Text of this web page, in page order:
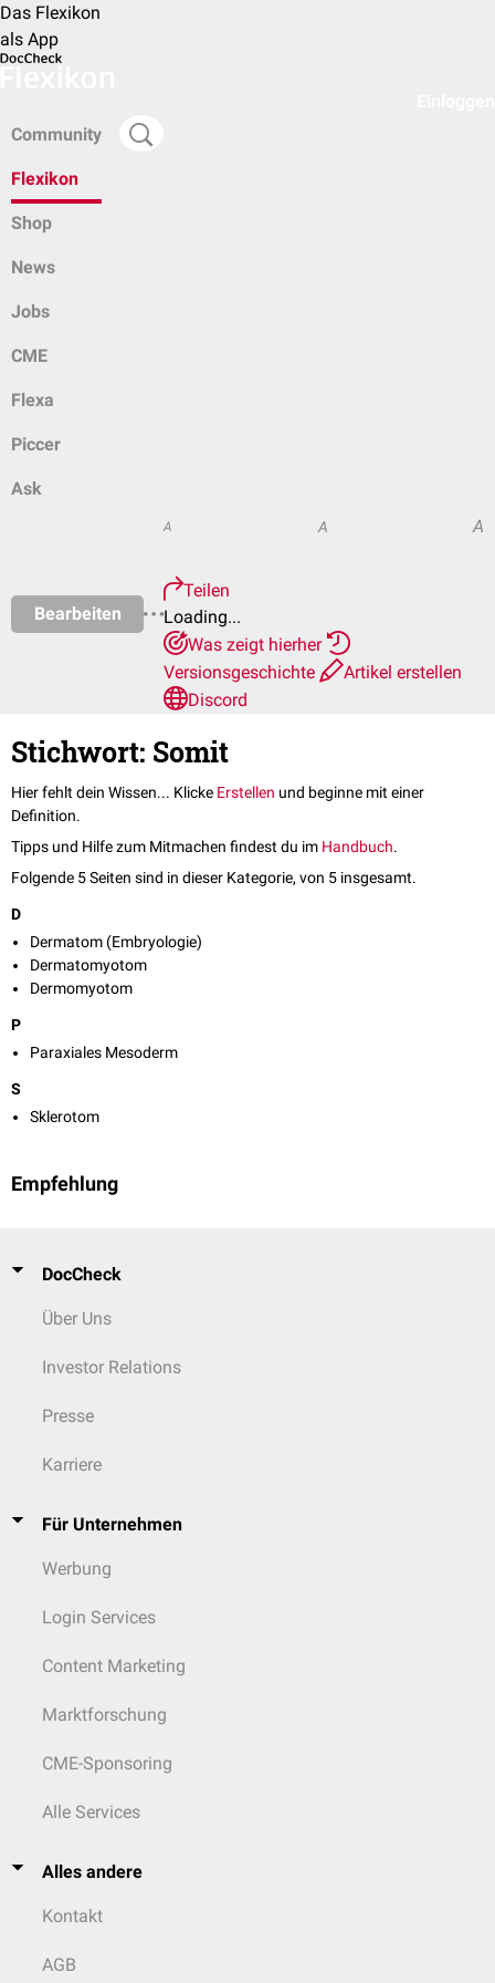
Das Flexikon
als App
Community
Flexikon
Shop
News
Jobs
CME
Flexa
Piccer
Ask
Bearbeiten
A A A
Teilen
Loading...
Was zeigt hierher
Versionsgeschichte
Artikel erstellen
Discord
Stichwort: Somit
Hier fehlt dein Wissen... Klicke Erstellen und beginne mit einer
Definition.
Tipps und Hilfe zum Mitmachen findest du im Handbuch.
Folgende 5 Seiten sind in dieser Kategorie, von 5 insgesamt.
D
Dermatom (Embryologie)
Dermatomyotom
Dermomyotom
P
Paraxiales Mesoderm
S
Sklerotom
Empfehlung
DocCheck
Über Uns
Investor Relations
Presse
Karriere
Für Unternehmen
Werbung
Login Services
Content Marketing
Marktforschung
CME-Sponsoring
Alle Services
Alles andere
Kontakt
AGB